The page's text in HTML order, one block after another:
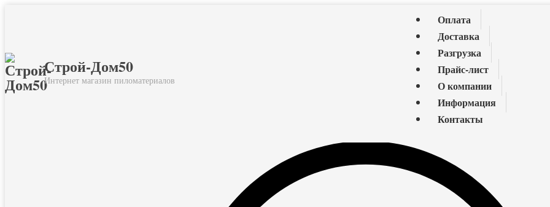
Строй-Дом50
Интернет магазин пиломатериалов
Оплата
Доставка
Разгрузка
Прайс-лист
О компании
Информация
Контакты